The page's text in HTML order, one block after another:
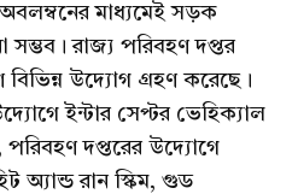
মাধ্যমেই সড়ক
সম্ভব। রাজ্য পরিবহণ দপ্তর
উদ্যোগ গ্রহণ করেছে।
ইন্টার সেপ্টর ভেহিক্যাল
পরিবহণ দপ্তরের উদ্যোগে
অ্যান্ড রান স্কিম, গুড